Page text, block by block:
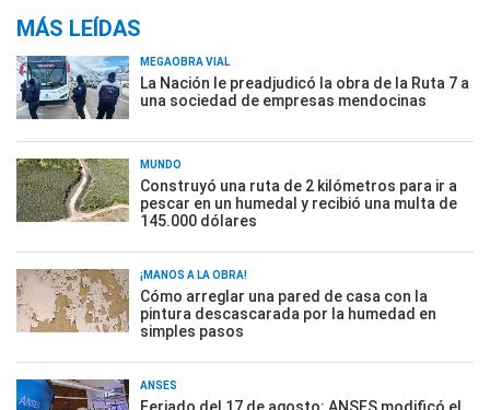
MÁS LEÍDAS
MEGAOBRA VIAL
La Nación le preadjudicó la obra de la Ruta 7 a
una sociedad de empresas mendocinas
MUNDO
Construyó una ruta de 2 kilómetros para ir a
pescar en un humedal y recibió una multa de
145.000 dólares
¡MANOS A LA OBRA!
Cómo arreglar una pared de casa con la
pintura descascarada por la humedad en
simples pasos
ANSES